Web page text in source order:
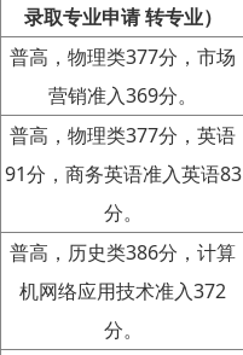
录取专业申请 转专业）
普高，物理类377分，市场
营销准入369分。
普高，物理类377分，英语
91分，商务英语准入英语83
分。
普高，历史类386分，计算
机网络应用技术准入372
分。